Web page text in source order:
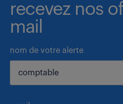
recevez nos
mail
nom de votre alerte